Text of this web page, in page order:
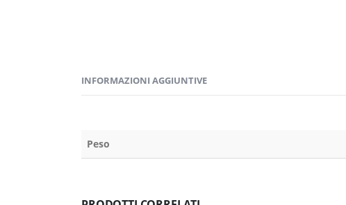
INFORMAZIONI AGGIUNTIVE
Peso